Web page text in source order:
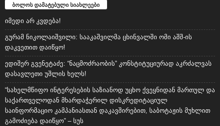
ბოლოს დამატებული სიახლეები
იმედი არ კვდება!
გურამ ნიკოლაიშვილი: სააკაშვილმა ცხინვალში ომი აშშ-ის
დაკვეთით დაიწყო!
ედიშერ გვენეტაძე: “ნაცმოძრაობის” კონსტიტუციურად აკრძალვას
დასავლეთი უშლის ხელს!
“სახელმწიფო ინტერესების საზიანოდ უცხო ქვეყნიდან მართულ და
საქართველოდან მხარდაჭერილ დისკრედიტაციულ
საინფორმაციო კამპანიასთან დაკავშირებით, საბოტაჟის მუხლით
გამოძიება დაიწყო” – სუს